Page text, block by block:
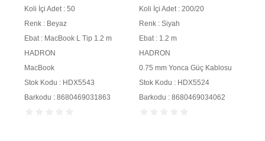
Beyaz
Koli İçi Adet : 50
Renk : Beyaz
Ebat : MacBook L Tip 1.2 m
HADRON
MacBook
Stok Kodu : HDX5543
Barkodu : 8680469031863
Koli İçi Adet : 200/20
Renk : Siyah
Ebat : 1.2 m
HADRON
0.75 mm Yonca Güç Kablosu
Stok Kodu : HDX5524
Barkodu : 8680469034062